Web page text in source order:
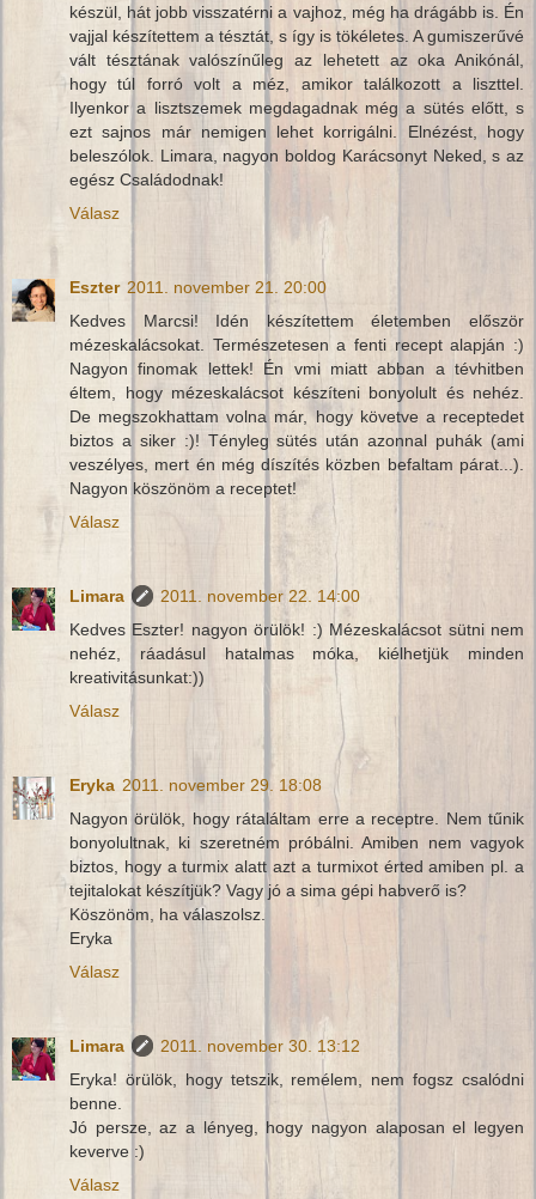
készül, hát jobb visszatérni a vajhoz, még ha drágább is. Én
vajjal készítettem a tésztát, s így is tökéletes. A gumiszerűvé
vált tésztának valószínűleg az lehetett az oka Anikónál,
hogy túl forró volt a méz, amikor találkozott a liszttel.
Ilyenkor a lisztszemek megdagadnak még a sütés előtt, s
ezt sajnos már nemigen lehet korrigálni. Elnézést, hogy
beleszólok. Limara, nagyon boldog Karácsonyt Neked, s az
egész Családodnak!
Válasz
Eszter 2011. november 21. 20:00
Kedves Marcsi! Idén készítettem életemben először
mézeskalácsokat. Természetesen a fenti recept alapján :)
Nagyon finomak lettek! Én vmi miatt abban a tévhitben
éltem, hogy mézeskalácsot készíteni bonyolult és nehéz.
De megszokhattam volna már, hogy követve a receptedet
biztos a siker :)! Tényleg sütés után azonnal puhák (ami
veszélyes, mert én még díszítés közben befaltam párat...).
Nagyon köszönöm a receptet!
Válasz
Limara
2011. november 22. 14:00
Kedves Eszter! nagyon örülök! :) Mézeskalácsot sütni nem
nehéz, ráadásul hatalmas móka, kiélhetjük minden
kreativitásunkat:))
Válasz
Eryka 2011. november 29. 18:08
Nagyon örülök, hogy rátaláltam erre a receptre. Nem tűnik
bonyolultnak, ki szeretném próbálni. Amiben nem vagyok
biztos, hogy a turmix alatt azt a turmixot érted amiben pl. a
tejitalokat készítjük? Vagy jó a sima gépi habverő is?
Köszönöm, ha válaszolsz.
Eryka
Válasz
Limara
2011. november 30. 13:12
Eryka! örülök, hogy tetszik, remélem, nem fogsz csalódni
benne.
Jó persze, az a lényeg, hogy nagyon alaposan el legyen
keverve :)
Válasz